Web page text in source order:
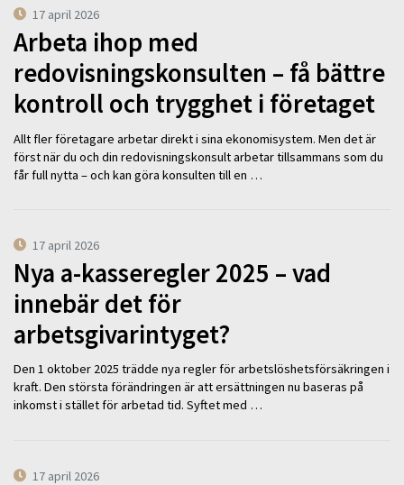
17 april 2026
Arbeta ihop med
redovisningskonsulten – få bättre
kontroll och trygghet i företaget
Allt fler företagare arbetar direkt i sina ekonomisystem. Men det är
först när du och din redovisningskonsult arbetar tillsammans som du
får full nytta – och kan göra konsulten till en …
17 april 2026
Nya a-kasseregler 2025 – vad
innebär det för
arbetsgivarintyget?
Den 1 oktober 2025 trädde nya regler för arbetslöshetsförsäkringen i
kraft. Den största förändringen är att ersättningen nu baseras på
inkomst i stället för arbetad tid. Syftet med …
17 april 2026